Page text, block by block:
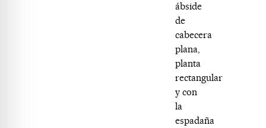
ábside
de
cabecera
plana,
planta
rectangular
y con
la
espadaña